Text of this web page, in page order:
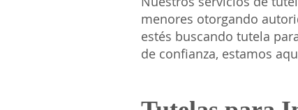
menores otorgando
estés buscando tutela
de confianza, estamos